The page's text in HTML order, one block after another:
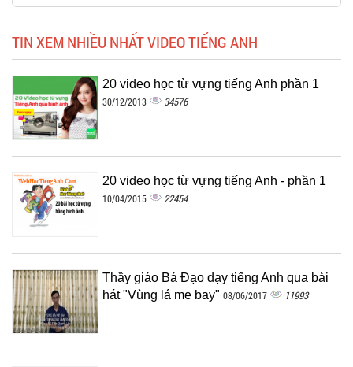
TIN XEM NHIỀU NHẤT VIDEO TIẾNG ANH
20 video học từ vựng tiếng Anh phần 1
30/12/2013 34576
20 video học từ vựng tiếng Anh - phần 1
10/04/2015 22454
Thầy giáo Bá Đạo dạy tiếng Anh qua bài
hát "Vùng lá me bay" 08/06/2017 11993